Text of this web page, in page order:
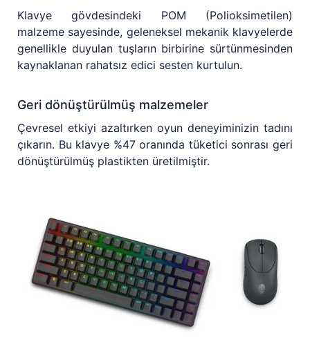
Klavye gövdesindeki POM (Polioksimetilen)
malzeme sayesinde, geleneksel mekanik klavyelerde
genellikle duyulan tuşların birbirine sürtünmesinden
kaynaklanan rahatsız edici sesten kurtulun.
Geri dönüştürülmüş malzemeler
Çevresel etkiyi azaltırken oyun deneyiminizin tadını
çıkarın. Bu klavye %47 oranında tüketici sonrası geri
dönüştürülmüş plastikten üretilmiştir.